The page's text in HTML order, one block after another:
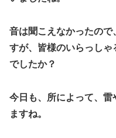
音は聞こえなかったの
すが、皆様のいらっし
でしたか？
今日も、所によって、
ますね。